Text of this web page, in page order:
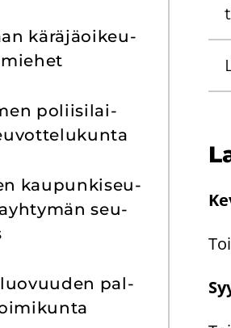
kä­rä­jä­oi­keu­
po­lii­si­lai­
kau­pun­ki­seu­
seu­
luo­vuu­den pal­